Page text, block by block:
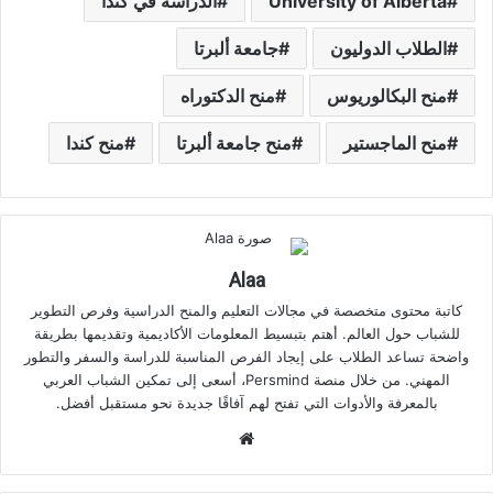
الطلاب الدوليون جامعة ألبرتا
منح البكالوريوس منح الدكتوراه
منح الماجستير منح جامعة ألبرتا منح كندا
Alaa
كاتبة محتوى متخصصة في مجالات التعليم والمنح الدراسية وفرص التطوير
للشباب حول العالم. أهتم بتبسيط المعلومات الأكاديمية وتقديمها بطريقة
واضحة تساعد الطلاب على إيجاد الفرص المناسبة للدراسة والسفر والتطور
المهني. من خلال منصة Persmind، أسعى إلى تمكين الشباب العربي
بالمعرفة والأدوات التي تفتح لهم آفاقًا جديدة نحو مستقبل أفضل.